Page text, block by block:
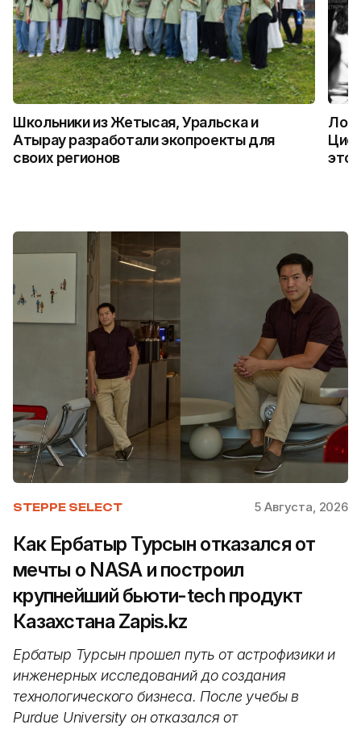
Школьники из Жетысая, Уральска и
Атырау разработали экопроекты для
своих регионов
это
STEPPE SELECT 5 Августа, 2026
Как Ербатыр Турсын отказался от
мечты о NASA и построил
крупнейший бьюти-tech продукт
Казахстана Zapis.kz
Ербатыр Турсын прошел путь от астрофизики и
инженерных исследований до создания
технологического бизнеса. После учебы в
Purdue University он отказался от